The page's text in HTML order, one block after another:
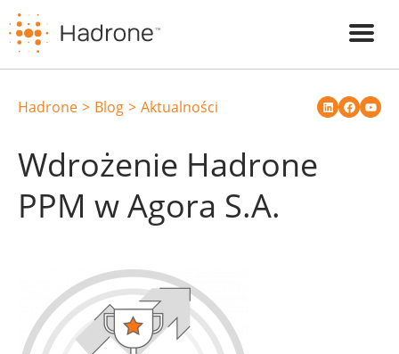
Hadrone Blog Aktualności
Wdrożenie Hadrone
PPM w Agora S.A.